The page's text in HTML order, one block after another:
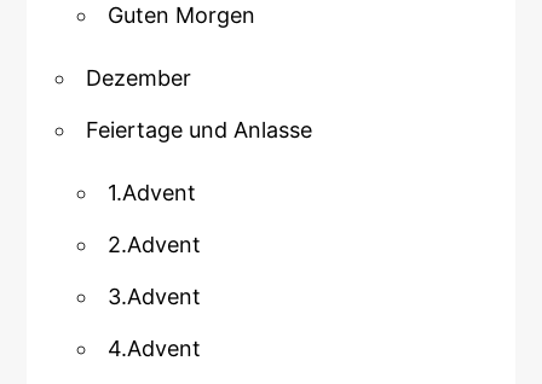
Guten Morgen
Dezember
Feiertage und Anlasse
1.Advent
2.Advent
3.Advent
4.Advent